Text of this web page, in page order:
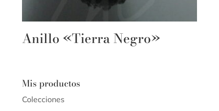
Anillo «Tierra Negro»
Mis productos
Colecciones